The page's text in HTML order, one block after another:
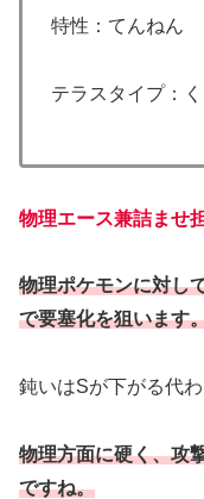
特性：てんねん
テラスタイプ：く
物理エース兼詰ませ
物理ポケモンに対し
で要塞化を狙います
鈍いはSが下がる代
物理方面に硬く、攻
ですね。